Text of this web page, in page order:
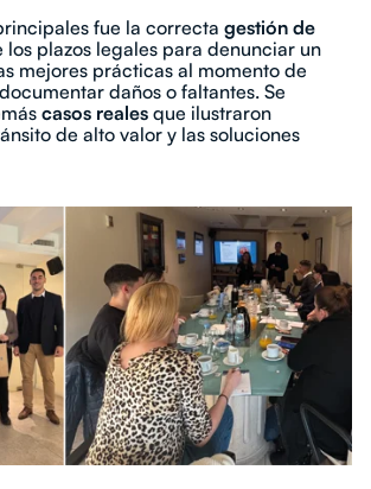
fue la correcta gestión de
los plazos legales para denunciar un
mejores prácticas al momento de
daños o faltantes. Se
casos reales que ilustraron
de alto valor y las soluciones